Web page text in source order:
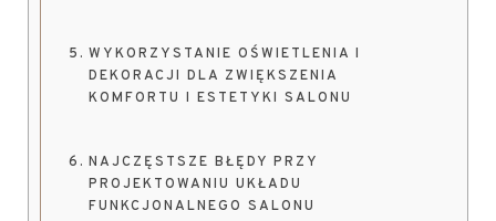
WYKORZYSTANIE OŚWIETLENIA I
DEKORACJI DLA ZWIĘKSZENIA
KOMFORTU I ESTETYKI SALONU
NAJCZĘSTSZE BŁĘDY PRZY
PROJEKTOWANIU UKŁADU
FUNKCJONALNEGO SALONU